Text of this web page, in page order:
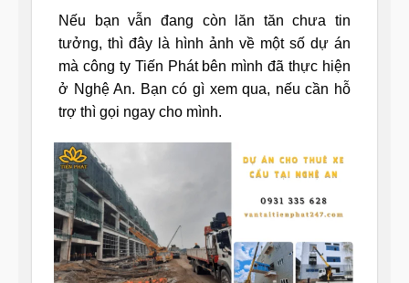
Nếu bạn vẫn đang còn lăn tăn chưa tin
tưởng, thì đây là hình ảnh về một số dự án
mà công ty Tiến Phát bên mình đã thực hiện
ở Nghệ An. Bạn có gì xem qua, nếu cần hỗ
trợ thì gọi ngay cho mình.